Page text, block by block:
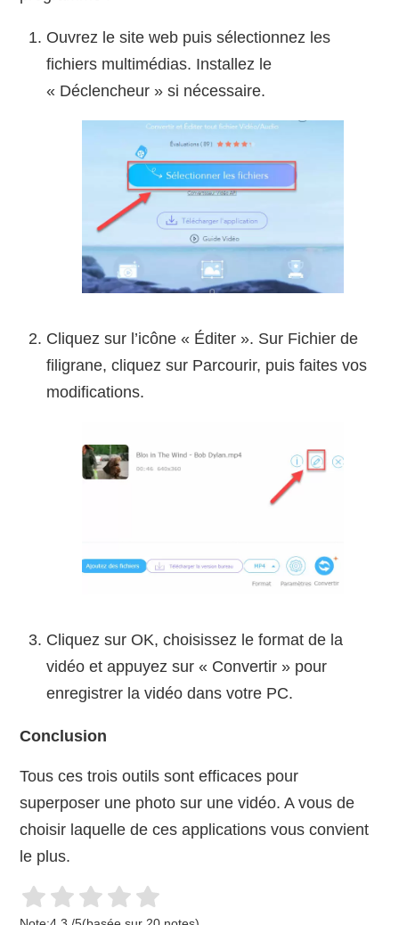
Ouvrez le site web puis sélectionnez les
fichiers multimédias. Installez le
« Déclencheur » si nécessaire.
Cliquez sur l’icône « Éditer ». Sur Fichier de
filigrane, cliquez sur Parcourir, puis faites vos
modifications.
Cliquez sur OK, choisissez le format de la
vidéo et appuyez sur « Convertir » pour
enregistrer la vidéo dans votre PC.
Conclusion
Tous ces trois outils sont efficaces pour
superposer une photo sur une vidéo. A vous de
choisir laquelle de ces applications vous convient
le plus.